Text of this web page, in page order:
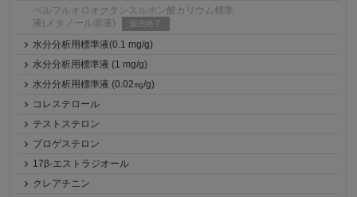
ペルフルオロオクタンスルホン酸カリウム標準
液(メタノール溶液)
販売終了
水分分析用標準液(0.1 mg/g)
水分分析用標準液 (1 mg/g)
水分分析用標準液 (0.02㎎/g)
コレステロール
テストステロン
プロゲステロン
17β-エストラジオール
クレアチニン